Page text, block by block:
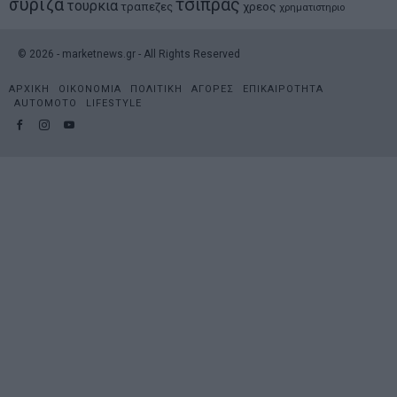
συριζα τουρκια τραπεζες τσιπρας χρεος χρηματιστηριο
© 2026 - marketnews.gr - All Rights Reserved
ΑΡΧΙΚΗ ΟΙΚΟΝΟΜΙΑ ΠΟΛΙΤΙΚΗ ΑΓΟΡΕΣ
ΕΠΙΚΑΙΡΟΤΗΤΑ
AUTOMOTO
LIFESTYLE